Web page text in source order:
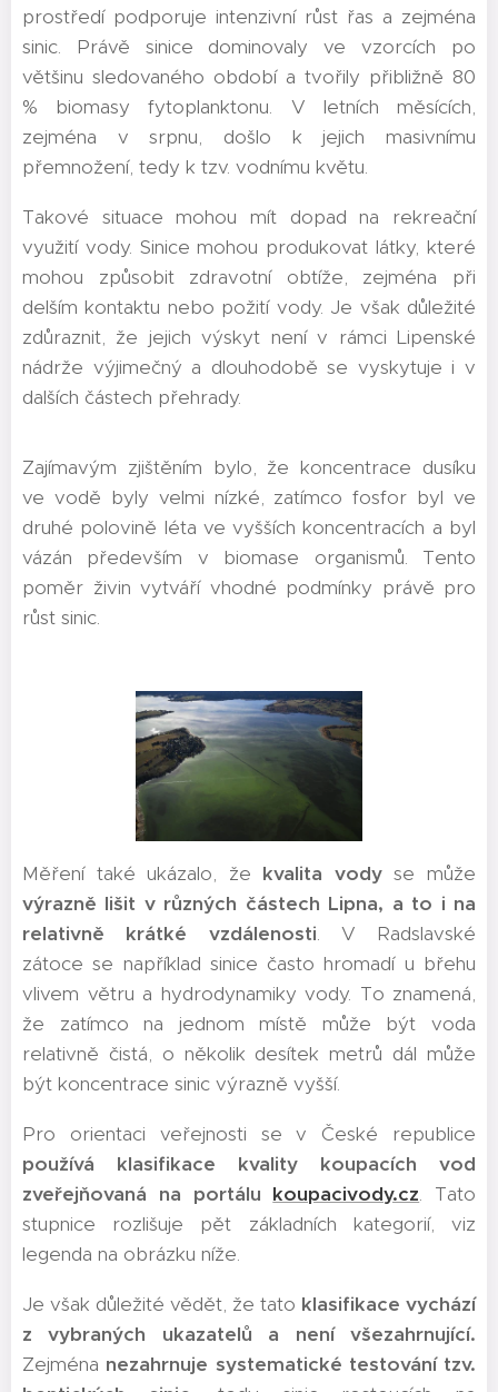
prostředí podporuje intenzivní růst řas a zejména
sinic. Právě sinice dominovaly ve vzorcích po
většinu sledovaného období a tvořily přibližně 80
% biomasy fytoplanktonu. V letních měsících,
zejména v srpnu, došlo k jejich masivnímu
přemnožení, tedy k tzv. vodnímu květu.
Takové situace mohou mít dopad na rekreační
využití vody. Sinice mohou produkovat látky, které
mohou způsobit zdravotní obtíže, zejména při
delším kontaktu nebo požití vody. Je však důležité
zdůraznit, že jejich výskyt není v rámci Lipenské
nádrže výjimečný a dlouhodobě se vyskytuje i v
dalších částech přehrady.
Zajímavým zjištěním bylo, že koncentrace dusíku
ve vodě byly velmi nízké, zatímco fosfor byl ve
druhé polovině léta ve vyšších koncentracích a byl
vázán především v biomase organismů. Tento
poměr živin vytváří vhodné podmínky právě pro
růst sinic.
Měření také ukázalo, že kvalita vodyse může
výrazně lišit v různých částech Lipna, a to i na
relativně krátké vzdálenosti. V Radslavské
zátoce se například sinice často hromadí u břehu
vlivem větru a hydrodynamiky vody. To znamená,
že zatímco na jednom místě může být voda
relativně čistá, o několik desítek metrů dál může
být koncentrace sinic výrazně vyšší.
Pro orientaci veřejnosti se v České republice
používá klasifikace kvality koupacích vod
zveřejňovaná na portálu koupacivody.cz. Tato
stupnice rozlišuje pět základních kategorií, viz
legenda na obrázku níže.
Je však důležité vědět, že tato klasifikace vychází
z vybraných ukazatelů a není všezahrnující.
Zejména nezahrnuje systematické testování tzv.